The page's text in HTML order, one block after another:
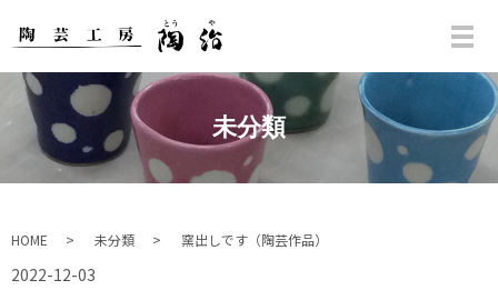
未分類
HOME 未分類 窯出しです（陶芸作品）
2022-12-03